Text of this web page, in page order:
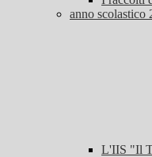
anno scolastico
L'IIS "Il